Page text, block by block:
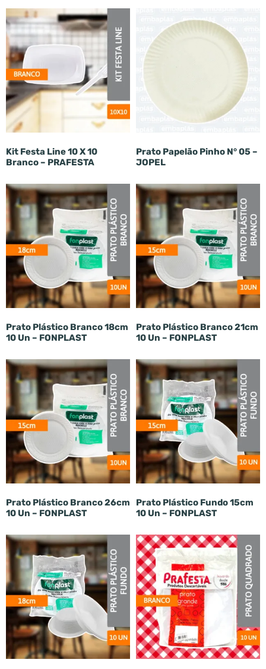
Kit Festa Line 10 X 10
Branco – PRAFESTA
Prato Papelão Pinho N° 05 –
JOPEL
Prato Plástico Branco 18cm
10 Un – FONPLAST
Prato Plástico Branco 21cm
10 Un – FONPLAST
Prato Plástico Branco 26cm
10 Un – FONPLAST
Prato Plástico Fundo 15cm
10 Un – FONPLAST